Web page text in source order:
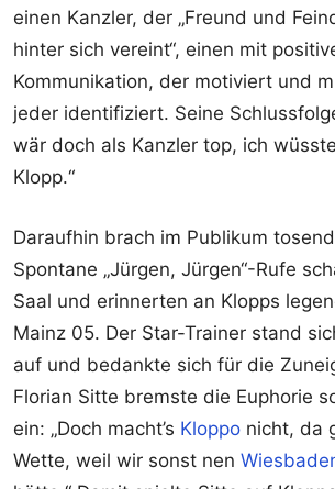
einen Kanzler, der „Freund und
hinter sich vereint“, einen mit
Kommunikation, der motiviert und
jeder identifiziert. Seine
wär doch als Kanzler top, ich
Klopp.“
Daraufhin brach im Publikum
Spontane „Jürgen, Jürgen“-Rufe
Saal und erinnerten an Klopps
Mainz 05. Der Star-Trainer stand
auf und bedankte sich für die
Florian Sitte bremste die Euphorie
ein: „Doch macht’s Kloppo nicht, da
Wette, weil wir sonst nen